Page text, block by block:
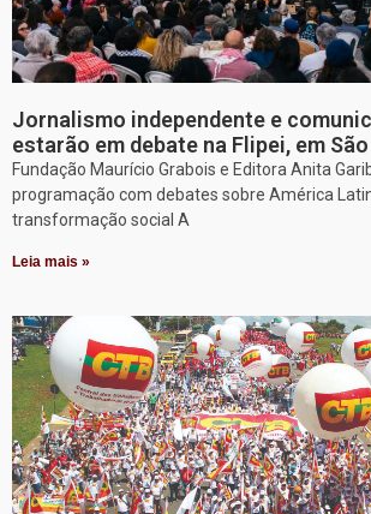
Jornalismo independente e
estarão em debate na Flipei, em
Fundação Maurício Grabois e Editora Anita
programação com debates sobre América
transformação social A
Leia mais »